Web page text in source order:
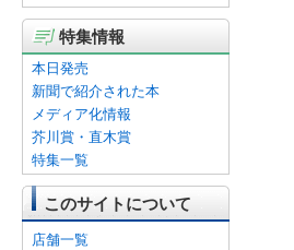
特集情報
本日発売
新聞で紹介された本
メディア化情報
芥川賞・直木賞
特集一覧
このサイトについて
店舗一覧